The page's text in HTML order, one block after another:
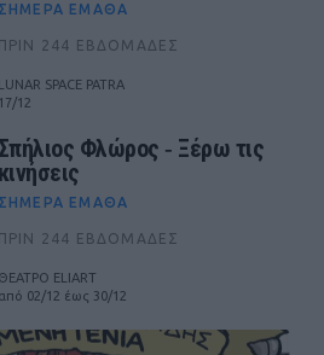
ΣΉΜΕΡΑ ΈΜΑΘΑ
ΠΡΙΝ 244 ΕΒΔΟΜΆΔΕΣ
LUNAR SPACE PATRA
17/12
Σπήλιος Φλώρος ‑ Ξέρω τις
κινήσεις
ΣΉΜΕΡΑ ΈΜΑΘΑ
ΠΡΙΝ 244 ΕΒΔΟΜΆΔΕΣ
ΘΕΑΤΡΟ ELIART
από 02/12 έως 30/12